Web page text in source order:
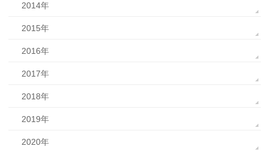
2014年
2015年
2016年
2017年
2018年
2019年
2020年